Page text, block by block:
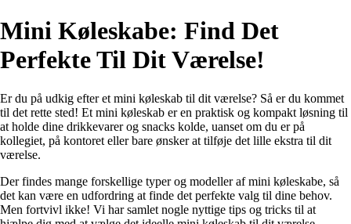
Mini Køleskabe: Find Det
Perfekte Til Dit Værelse!
Er du på udkig efter et mini køleskab til dit værelse? Så er du kommet
til det rette sted! Et mini køleskab er en praktisk og kompakt løsning til
at holde dine drikkevarer og snacks kolde, uanset om du er på
kollegiet, på kontoret eller bare ønsker at tilføje det lille ekstra til dit
værelse.
Der findes mange forskellige typer og modeller af mini køleskabe, så
det kan være en udfordring at finde det perfekte valg til dine behov.
Men fortvivl ikke! Vi har samlet nogle nyttige tips og tricks til at